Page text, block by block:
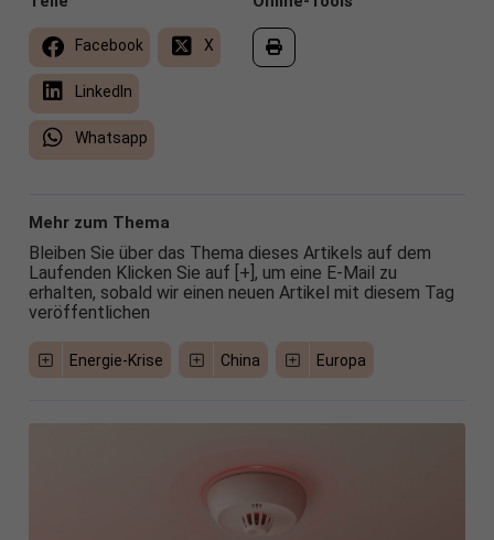
Facebook X
LinkedIn
Whatsapp
Mehr zum Thema
Bleiben Sie über das Thema dieses Artikels auf dem
Laufenden Klicken Sie auf [+], um eine E-Mail zu
erhalten, sobald wir einen neuen Artikel mit diesem Tag
veröffentlichen
Energie-Krise China Europa